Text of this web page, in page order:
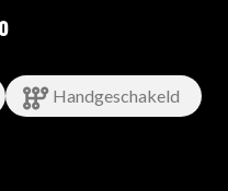
Handgeschakeld